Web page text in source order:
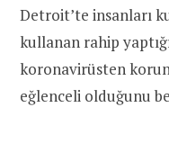
Detroit’te insanları
kullanan rahip
koronavirüsten
eğlenceli olduğunu